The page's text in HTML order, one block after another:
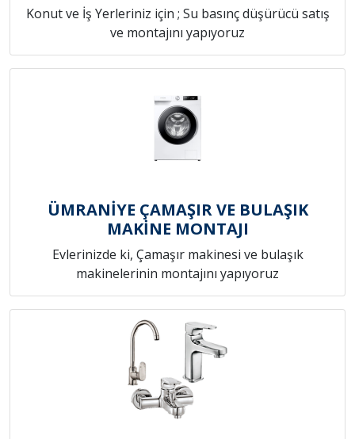
Konut ve İş Yerleriniz için ; Su basınç düşürücü satış
ve montajını yapıyoruz
ÜMRANİYE ÇAMAŞIR VE BULAŞIK
MAKİNE MONTAJI
Evlerinizde ki, Çamaşır makinesi ve bulaşık
makinelerinin montajını yapıyoruz